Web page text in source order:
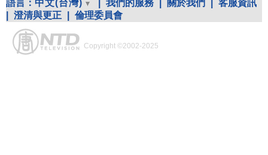
語言： 中文(台灣) 我們的服務 關於我們
客服資訊
澄清與更正 倫理委員會
Copyright ©2002-2025